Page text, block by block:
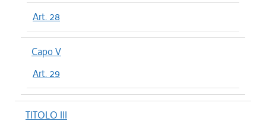
Art. 28
Capo V
Art. 29
TITOLO III